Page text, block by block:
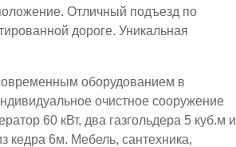
Отличный подъезд по
дороге. Уникальная
оборудованием в
очистное сооружение
60 кВт, два газгольдера 5 куб.м и
кедра 6м. Мебель, сантехника,